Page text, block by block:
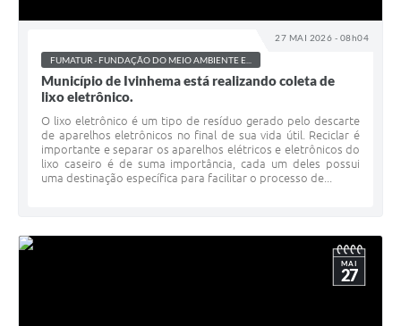
27 MAI 2026 - 08h04
FUMATUR - FUNDAÇÃO DO MEIO AMBIENTE E...
Município de Ivinhema está realizando coleta de
lixo eletrônico.
O lixo eletrônico é um tipo de resíduo gerado pelo descarte
de aparelhos eletrônicos no final de sua vida útil. Reciclar é
importante e separar os aparelhos elétricos e eletrônicos do
lixo caseiro é de suma importância, cada um deles possui
uma destinação específica para facilitar o processo de...
MAI
27